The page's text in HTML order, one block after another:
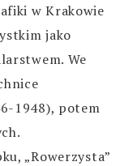
w Krakowie
jako
We
1948), potem
„Rowerzysta”